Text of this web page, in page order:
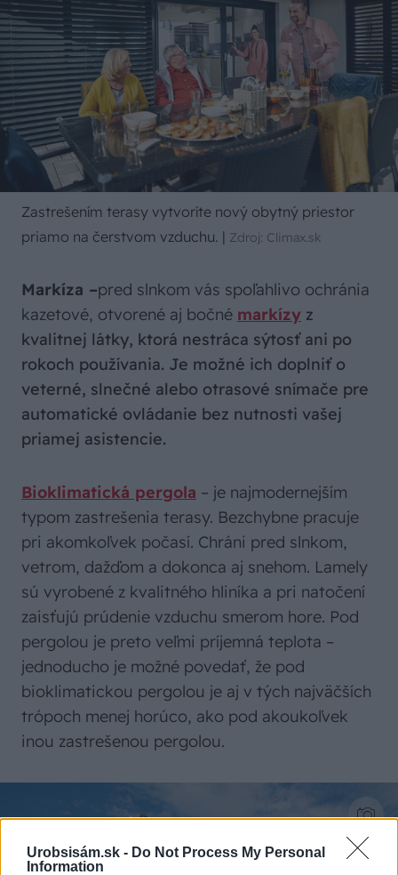
Urobsisám.sk - Do Not Process My Personal
Information
Zastrešením terasy vytvoríte nový obytný priestor
priamo na čerstvom vzduchu. | Zdroj: Climax.sk
Markíza –pred slnkom vás spoľahlivo ochránia
kazetové, otvorené aj bočné markízy z
kvalitnej látky, ktorá nestráca sýtosť ani po
rokoch používania. Je možné ich doplniť o
veterné, slnečné alebo otrasové snímače pre
automatické ovládanie bez nutnosti vašej
priamej asistencie.
Bioklimatická pergola – je najmodernejším
typom zastrešenia terasy. Bezchybne pracuje
pri akomkoľvek počasí. Chráni pred slnkom,
vetrom, dažďom a dokonca aj snehom. Lamely
sú vyrobené z kvalitného hliníka a pri natočení
zaisťujú prúdenie vzduchu smerom hore. Pod
pergolou je preto veľmi príjemná teplota –
jednoducho je možné povedať, že pod
bioklimatickou pergolou je aj v tých najväčších
trópoch menej horúco, ako pod akoukoľvek
inou zastrešenou pergolou.